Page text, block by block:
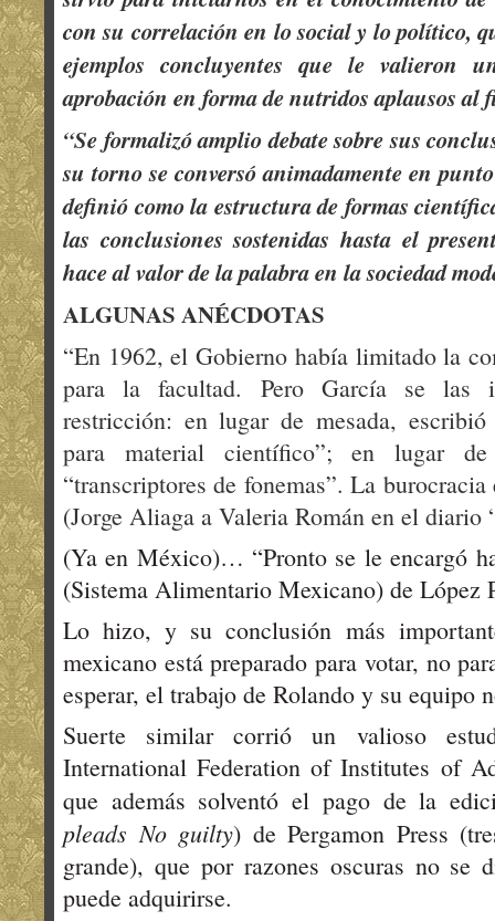
con su correlación en lo social y lo político,
ejemplos concluyentes que le valieron
aprobación en forma de nutridos aplausos al
“Se formalizó amplio debate sobre sus
su torno se conversó animadamente en
definió como la estructura de formas
las conclusiones sostenidas hasta el
hace al valor de la palabra en la sociedad
ALGUNAS ANÉCDOTAS
“En 1962, el Gobierno había limitado la
para la facultad. Pero García se las
restricción: en lugar de mesada,
para material científico”; en lugar
“transcriptores de fonemas”. La
(Jorge Aliaga a Valeria Román en el diario
(Ya en México)… “Pronto se le encargó
(Sistema Alimentario Mexicano) de López
Lo hizo, y su conclusión más
mexicano está preparado para votar, no
esperar, el trabajo de Rolando y su equipo
Suerte similar corrió un valioso
International Federation of Institutes of
que además solventó el pago de la
pleads No guilty) de Pergamon Press
grande), que por razones oscuras no se
puede adquirirse.